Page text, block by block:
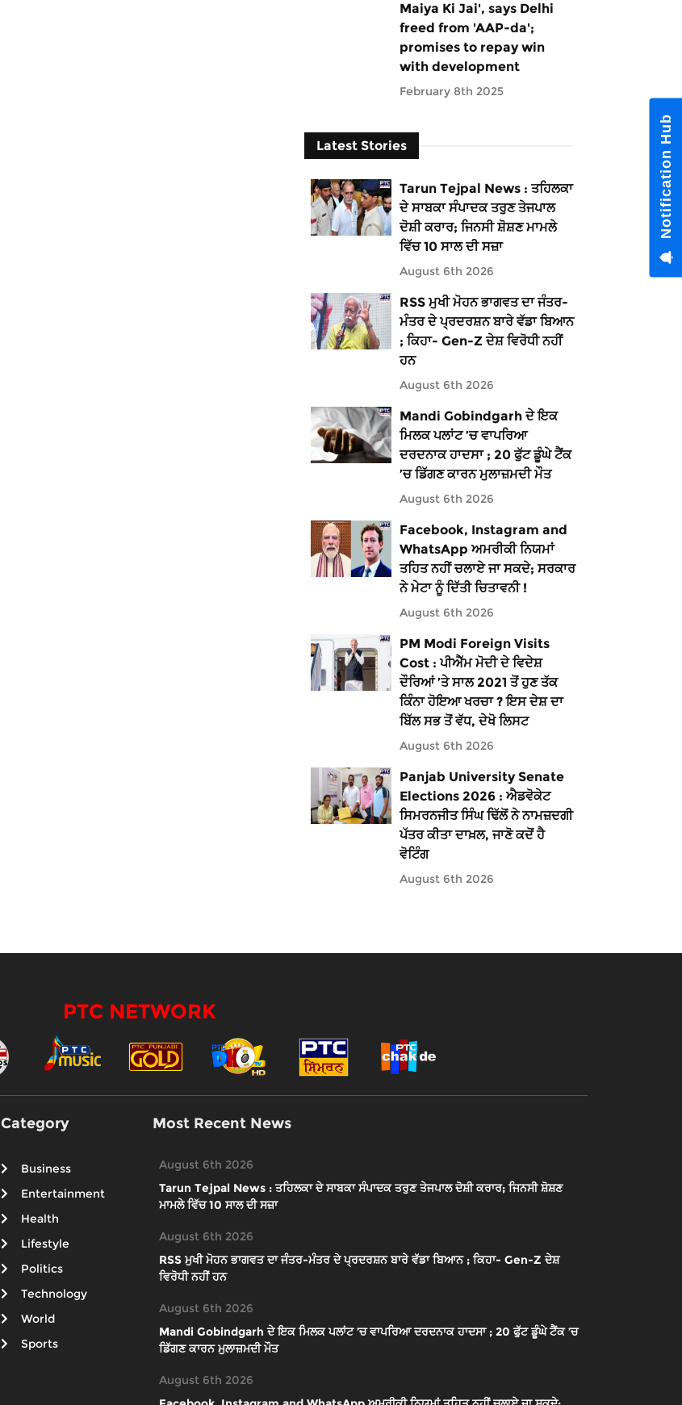
Maiya Ki Jai', says Delhi
freed from 'AAP-da';
promises to repay win
with development
February 8th 2025
Latest Stories
Tarun Tejpal News : ਤਹਿਲਕਾ
ਦੇ ਸਾਬਕਾ ਸੰਪਾਦਕ ਤਰੁਣ ਤੇਜਪਾਲ
ਦੋਸ਼ੀ ਕਰਾਰ; ਜਿਨਸੀ ਸ਼ੋਸ਼ਣ ਮਾਮਲੇ
ਵਿੱਚ 10 ਸਾਲ ਦੀ ਸਜ਼ਾ
August 6th 2026
RSS ਮੁਖੀ ਮੋਹਨ ਭਾਗਵਤ ਦਾ ਜੰਤਰ-
ਮੰਤਰ ਦੇ ਪ੍ਰਦਰਸ਼ਨ ਬਾਰੇ ਵੱਡਾ ਬਿਆਨ
; ਕਿਹਾ- Gen-Z ਦੇਸ਼ ਵਿਰੋਧੀ ਨਹੀਂ
ਹਨ
August 6th 2026
Mandi Gobindgarh ਦੇ ਇਕ
ਮਿਲਕ ਪਲਾਂਟ ’ਚ ਵਾਪਰਿਆ
ਦਰਦਨਾਕ ਹਾਦਸਾ ; 20 ਫੁੱਟ ਡੂੰਘੇ ਟੈਂਕ
’ਚ ਡਿੱਗਣ ਕਾਰਨ ਮੁਲਾਜ਼ਮਦੀ ਮੌਤ
August 6th 2026
Facebook, Instagram and
WhatsApp ਅਮਰੀਕੀ ਨਿਯਮਾਂ
ਤਹਿਤ ਨਹੀਂ ਚਲਾਏ ਜਾ ਸਕਦੇ; ਸਰਕਾਰ
ਨੇ ਮੇਟਾ ਨੂੰ ਦਿੱਤੀ ਚਿਤਾਵਨੀ !
August 6th 2026
PM Modi Foreign Visits
Cost : ਪੀਐੱਮ ਮੋਦੀ ਦੇ ਵਿਦੇਸ਼
ਦੌਰਿਆਂ ’ਤੇ ਸਾਲ 2021 ਤੋਂ ਹੁਣ ਤੱਕ
ਕਿੰਨਾ ਹੋਇਆ ਖਰਚਾ ? ਇਸ ਦੇਸ਼ ਦਾ
ਬਿੱਲ ਸਭ ਤੋਂ ਵੱਧ, ਦੇਖੋ ਲਿਸਟ
August 6th 2026
Panjab University Senate
Elections 2026 : ਐਡਵੋਕੇਟ
ਸਿਮਰਨਜੀਤ ਸਿੰਘ ਢਿੱਲੋਂ ਨੇ ਨਾਮਜ਼ਦਗੀ
ਪੱਤਰ ਕੀਤਾ ਦਾਖ਼ਲ, ਜਾਣੋ ਕਦੋਂ ਹੈ
ਵੋਟਿੰਗ
August 6th 2026
PTC NETWORK
Category
Business
Entertainment
Health
Lifestyle
Politics
Technology
World
Sports
Most Recent News
August 6th 2026
Tarun Tejpal News : ਤਹਿਲਕਾ ਦੇ ਸਾਬਕਾ ਸੰਪਾਦਕ ਤਰੁਣ ਤੇਜਪਾਲ ਦੋਸ਼ੀ ਕਰਾਰ; ਜਿਨਸੀ ਸ਼ੋਸ਼ਣ
ਮਾਮਲੇ ਵਿੱਚ 10 ਸਾਲ ਦੀ ਸਜ਼ਾ
August 6th 2026
RSS ਮੁਖੀ ਮੋਹਨ ਭਾਗਵਤ ਦਾ ਜੰਤਰ-ਮੰਤਰ ਦੇ ਪ੍ਰਦਰਸ਼ਨ ਬਾਰੇ ਵੱਡਾ ਬਿਆਨ ; ਕਿਹਾ- Gen-Z ਦੇਸ਼
ਵਿਰੋਧੀ ਨਹੀਂ ਹਨ
August 6th 2026
Mandi Gobindgarh ਦੇ ਇਕ ਮਿਲਕ ਪਲਾਂਟ ’ਚ ਵਾਪਰਿਆ ਦਰਦਨਾਕ ਹਾਦਸਾ ; 20 ਫੁੱਟ ਡੂੰਘੇ ਟੈਂਕ ’ਚ
ਡਿੱਗਣ ਕਾਰਨ ਮੁਲਾਜ਼ਮਦੀ ਮੌਤ
August 6th 2026
Notification Hub